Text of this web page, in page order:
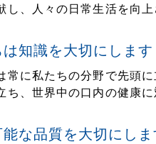
し、人々の日常生活を向上
知識を大切にします
常に私たちの分野で先頭
ち、世界中の口内の健康
な品質を大切にしま